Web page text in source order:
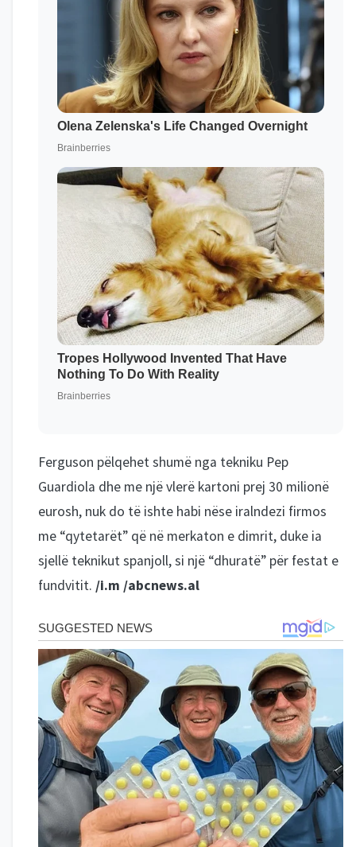
Ferguson pëlqehet shumë nga tekniku Pep
Guardiola dhe me një vlerë kartoni prej 30 milionë
eurosh, nuk do të ishte habi nëse iralndezi firmos
me “qytetarët” që në merkaton e dimrit, duke ia
sjellë teknikut spanjoll, si një “dhuratë” për festat e
fundvitit. /i.m /abcnews.al